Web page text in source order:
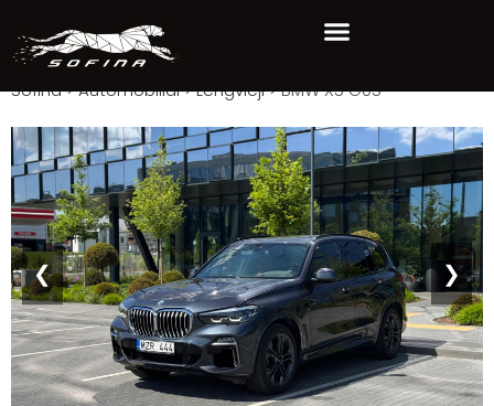
Sofina>Automobiliai>Lengvieji>BMW X5 G05
❮ ❯